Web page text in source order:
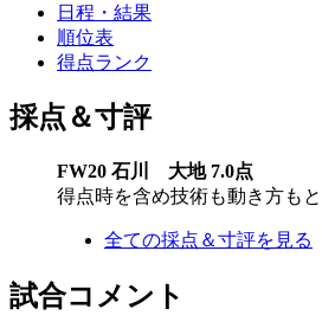
日程・結果
順位表
得点ランク
採点＆寸評
FW20 石川 大地 7.0点
得点時を含め技術も動き方も
全ての採点＆寸評を見る
試合コメント